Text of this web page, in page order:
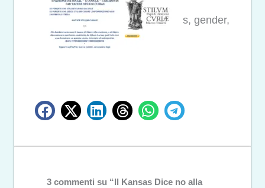
s, gender,
3 commenti su “Il Kansas Dice no alla